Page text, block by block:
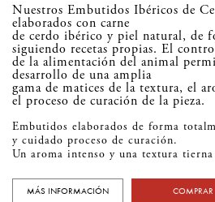
Nuestros Embutidos Ibéricos de
elaborados con carne
de cerdo ibérico y piel natural, de
siguiendo recetas propias. El
de la alimentación del animal
desarrollo de una amplia
gama de matices de la textura, el
el proceso de curación de la pieza.
Embutidos elaborados de forma
y cuidado proceso de curación.
Un aroma intenso y una textura
MÁS INFORMACIÓN COMPRAR